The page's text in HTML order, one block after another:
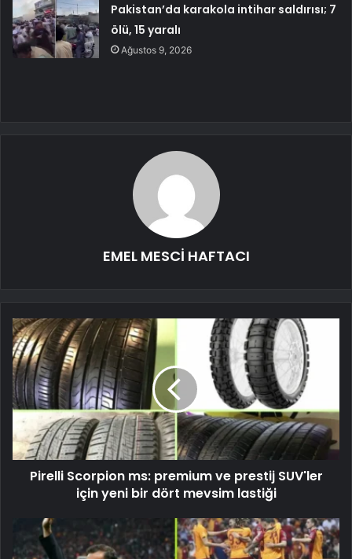
Pakistan’da karakola intihar saldırısı; 7
ölü, 15 yaralı
Ağustos 9, 2026
EMEL MESCİ HAFTACI
Pirelli Scorpion ms: premium ve prestij SUV'ler
için yeni bir dört mevsim lastiği